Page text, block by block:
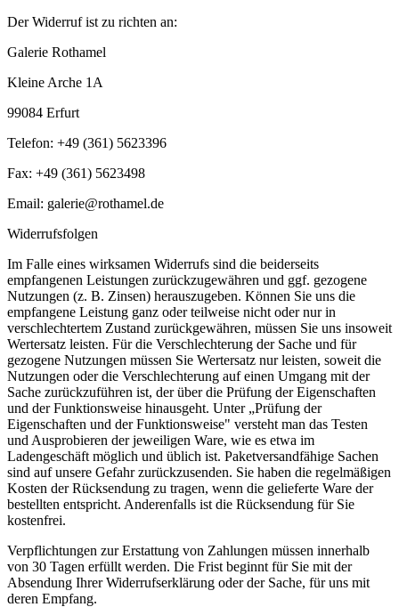
Der Widerruf ist zu richten an:
Galerie Rothamel
Kleine Arche 1A
99084 Erfurt
Telefon: +49 (361) 5623396
Fax: +49 (361) 5623498
Email: galerie@rothamel.de
Widerrufsfolgen
Im Falle eines wirksamen Widerrufs sind die beiderseits
empfangenen Leistungen zurückzugewähren und ggf. gezogene
Nutzungen (z. B. Zinsen) herauszugeben. Können Sie uns die
empfangene Leistung ganz oder teilweise nicht oder nur in
verschlechtertem Zustand zurückgewähren, müssen Sie uns insoweit
Wertersatz leisten. Für die Verschlechterung der Sache und für
gezogene Nutzungen müssen Sie Wertersatz nur leisten, soweit die
Nutzungen oder die Verschlechterung auf einen Umgang mit der
Sache zurückzuführen ist, der über die Prüfung der Eigenschaften
und der Funktionsweise hinausgeht. Unter „Prüfung der
Eigenschaften und der Funktionsweise" versteht man das Testen
und Ausprobieren der jeweiligen Ware, wie es etwa im
Ladengeschäft möglich und üblich ist. Paketversandfähige Sachen
sind auf unsere Gefahr zurückzusenden. Sie haben die regelmäßigen
Kosten der Rücksendung zu tragen, wenn die gelieferte Ware der
bestellten entspricht. Anderenfalls ist die Rücksendung für Sie
kostenfrei.
Verpflichtungen zur Erstattung von Zahlungen müssen innerhalb
von 30 Tagen erfüllt werden. Die Frist beginnt für Sie mit der
Absendung Ihrer Widerrufserklärung oder der Sache, für uns mit
deren Empfang.